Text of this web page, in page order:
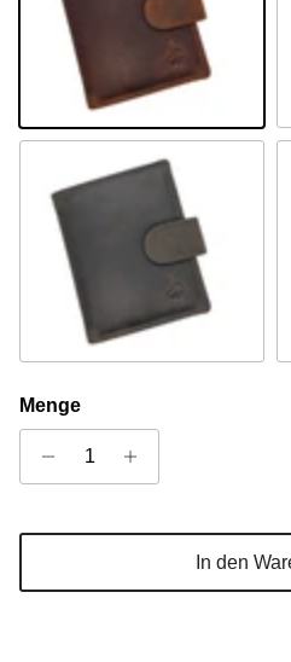
Sandel
Braun
Menge
In den